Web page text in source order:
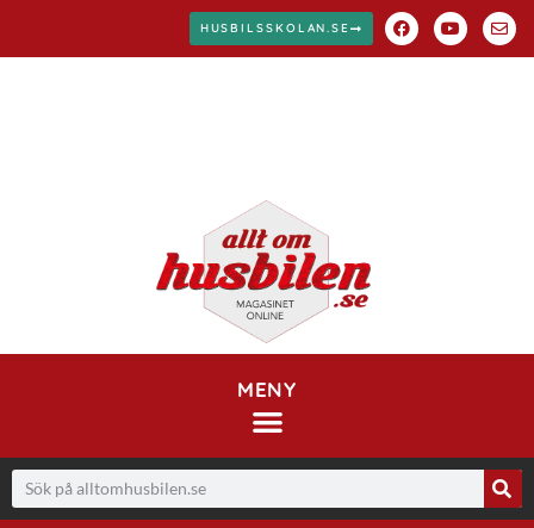
HUSBILSSKOLAN.SE
MENY